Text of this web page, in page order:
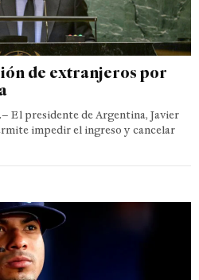
de extranjeros por
El presidente de Argentina, Javier
impedir el ingreso y cancelar